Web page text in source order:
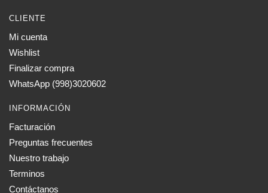
CLIENTE
Mi cuenta
Wishlist
Finalizar compra
WhatsApp (998)3020602
INFORMACIÓN
Facturación
Preguntas frecuentes
Nuestro trabajo
Terminos
Contáctanos